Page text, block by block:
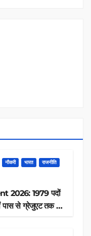
नौकरी भारत राजनीति
2026: 1979 पदों
पास से ग्रेजुएट तक करें